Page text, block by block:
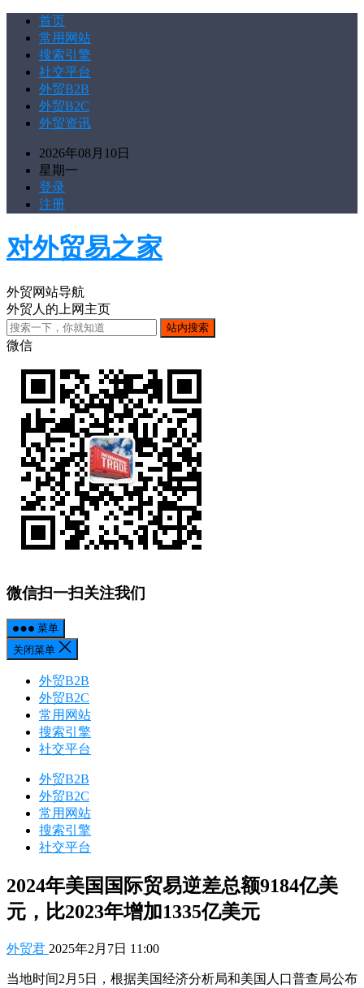
首页
常用网站
搜索引擎
社交平台
外贸B2B
外贸B2C
外贸资讯
2026年08月10日
星期一
登录
注册
对外贸易之家
外贸网站导航
外贸人的上网主页
微信
微信扫一扫关注我们
菜单
关闭菜单
外贸B2B
外贸B2C
常用网站
搜索引擎
社交平台
外贸B2B
外贸B2C
常用网站
搜索引擎
社交平台
2024年美国国际贸易逆差总额9184亿美
元，比2023年增加1335亿美元
外贸君 2025年2月7日 11:00
当地时间2月5日，根据美国经济分析局和美国人口普查局公布